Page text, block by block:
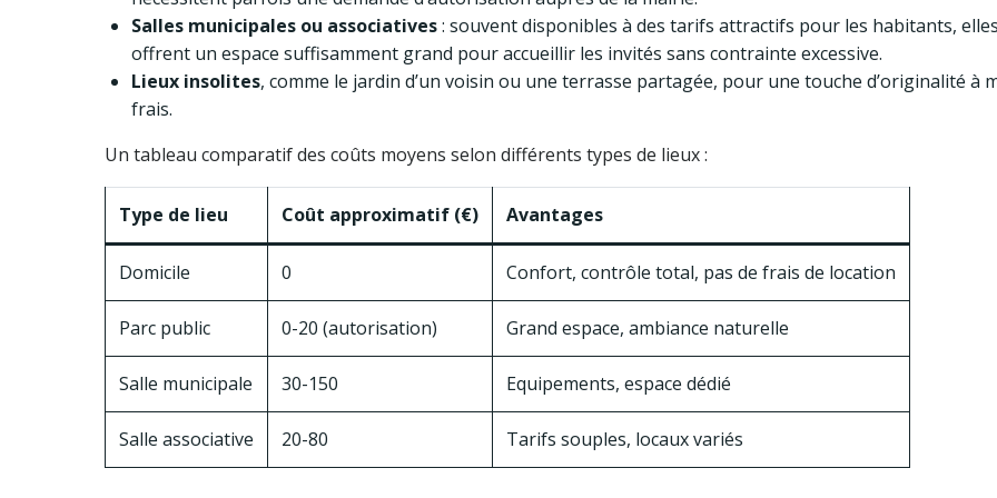
Salles municipales ou associatives: souvent disponibles à des tarifs attractifs pour les habitants, elles
offrent un espace suffisamment grand pour accueillir les invités sans contrainte excessive.
Lieux insolites, comme le jardin d’un voisin ou une terrasse partagée, pour une touche d’originalité à
frais.
Un tableau comparatif des coûts moyens selon différents types de lieux :
Type de lieu Coût approximatif (€) Avantages
Domicile 0 Confort, contrôle total, pas de frais de location
Parc public 0-20 (autorisation) Grand espace, ambiance naturelle
Salle municipale 30-150 Equipements, espace dédié
Salle associative 20-80 Tarifs souples, locaux variés